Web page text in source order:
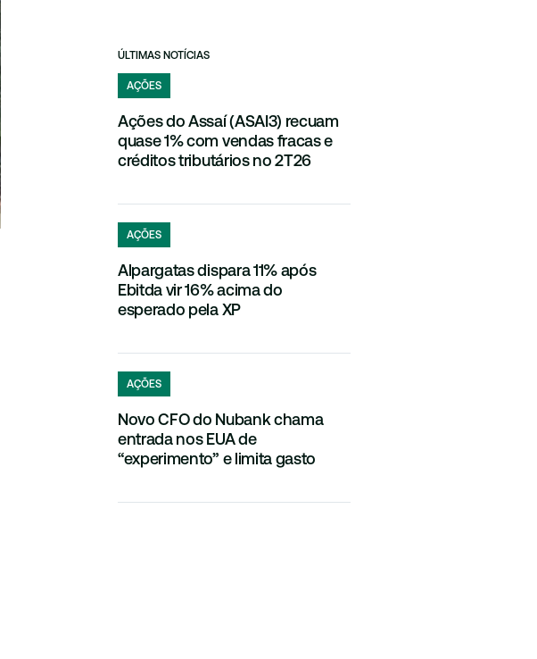
ÚLTIMAS NOTÍCIAS
AÇÕES
Ações do Assaí (ASAI3) recuam
quase 1% com vendas fracas e
créditos tributários no 2T26
AÇÕES
Alpargatas dispara 11% após
Ebitda vir 16% acima do
esperado pela XP
AÇÕES
Novo CFO do Nubank chama
entrada nos EUA de
“experimento” e limita gasto